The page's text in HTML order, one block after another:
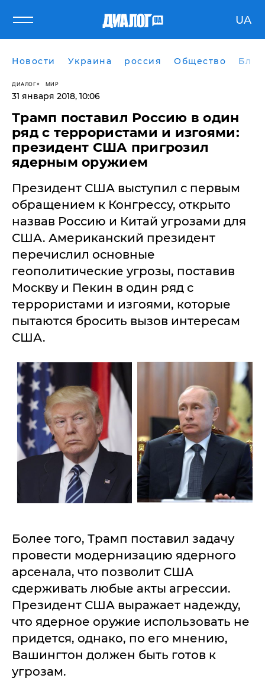
UA
Новости Украина россия Общество
ДИАЛОГ МИР
31 января 2018, 10:06
Трамп поставил Россию в один
ряд с террористами и изгоями:
президент США пригрозил
ядерным оружием
​Президент США выступил с первым
обращением к Конгрессу, открыто
назвав Россию и Китай угрозами для
США. Американский президент
перечислил основные
геополитические угрозы, поставив
Москву и Пекин в один ряд с
террористами и изгоями, которые
пытаются бросить вызов интересам
США.
Более того, Трамп поставил задачу
провести модернизацию ядерного
арсенала, что позволит США
сдерживать любые акты агрессии.
Президент США выражает надежду,
что ядерное оружие использовать не
придется, однако, по его мнению,
Вашингтон должен быть готов к
угрозам.